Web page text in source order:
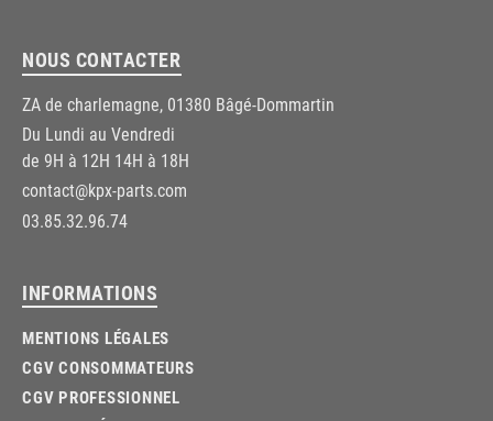
NOUS CONTACTER
ZA de charlemagne, 01380 Bâgé-Dommartin
Du Lundi au Vendredi
de 9H à 12H 14H à 18H
contact@kpx-parts.com
03.85.32.96.74
INFORMATIONS
MENTIONS LÉGALES
CGV CONSOMMATEURS
CGV PROFESSIONNEL